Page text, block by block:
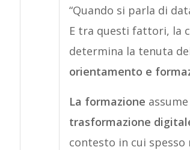
“Quando si parla di
E tra questi fattori, la
determina la tenuta
orientamento e
La formazione
trasformazione
contesto in cui